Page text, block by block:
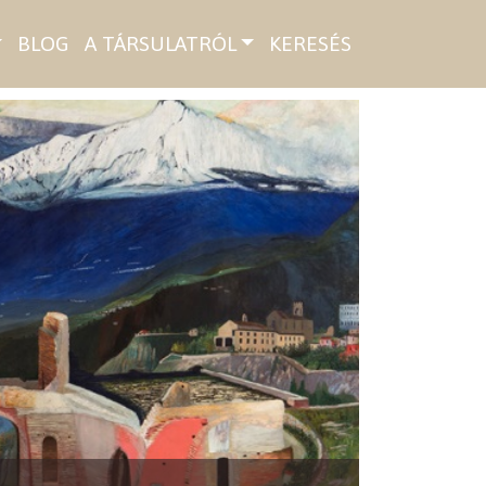
BLOG A TÁRSULATRÓL KERESÉS